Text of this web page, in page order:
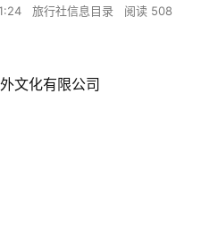
旅行社信息目录 阅读 508
文化有限公司